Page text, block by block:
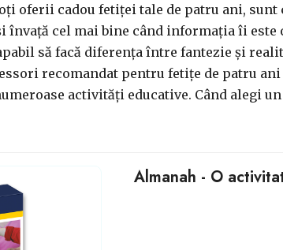
oferii cadou fetiței tale de patru ani,
învață cel mai bine când informația îi
să facă diferența între fantezie și
recomandat pentru fetițe de patru
activități educative. Când alegi
Almanah - O